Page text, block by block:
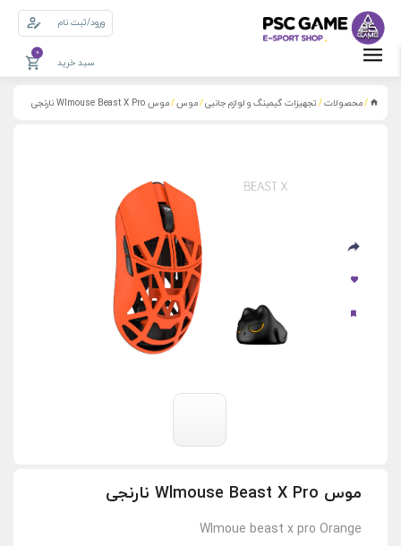
ورود/ثبت نام
سبد خرید
0
/محصولات/تجهیزات گیمینگ و لوازم جانبی/موس/موس Wlmouse Beast X Pro نارنجی
موس Wlmouse Beast X Pro نارنجی
Wlmoue beast x pro Orange